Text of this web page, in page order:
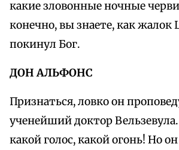
какие зловонные ночные
конечно, вы знаете, как жалок
покинул Бог.
ДОН АЛЬФОНС
Признаться, ловко он
ученейший доктор
какой голос, какой огонь! Но